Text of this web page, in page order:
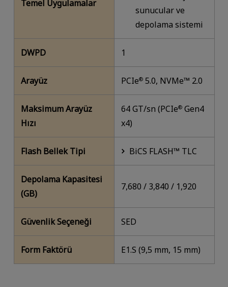
Temel Uygulamalar
sunucular ve
depolama sistemi
DWPD 1
Arayüz PCIe® 5.0, NVMe™ 2.0
Maksimum Arayüz
Hızı
64 GT/sn (PCIe® Gen4
x4)
Flash Bellek Tipi BiCS FLASH™ TLC
Depolama Kapasitesi
(GB)
7,680 / 3,840 / 1,920
Güvenlik Seçeneği SED
Form Faktörü E1.S (9,5 mm, 15 mm)